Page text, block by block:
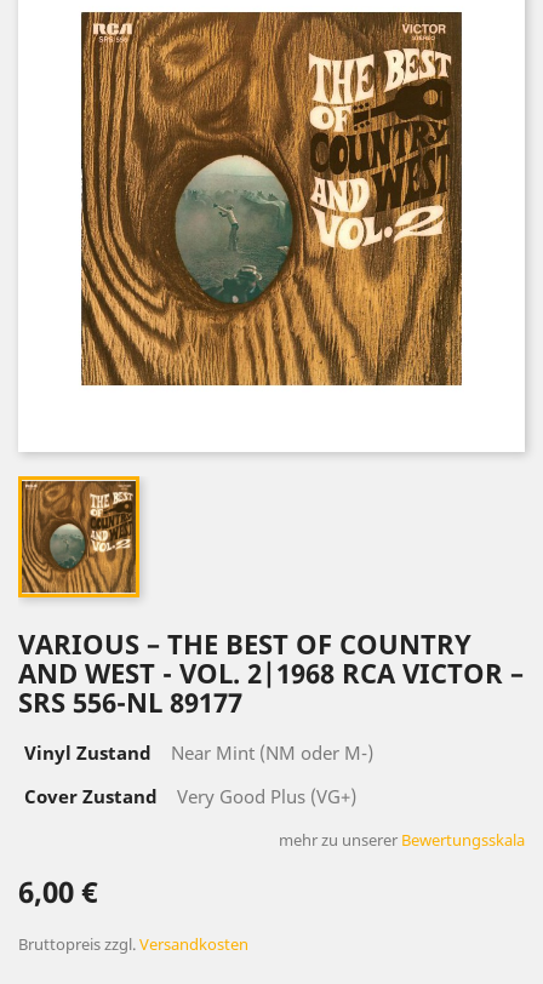
VARIOUS ‎– THE BEST OF COUNTRY
AND WEST - VOL. 2|1968 RCA VICTOR ‎–
SRS 556-NL 89177
Vinyl Zustand
Near Mint (NM oder M-)
Cover Zustand
Very Good Plus (VG+)
mehr zu unserer Bewertungsskala
6,00 €
Bruttopreiszzgl.Versandkosten